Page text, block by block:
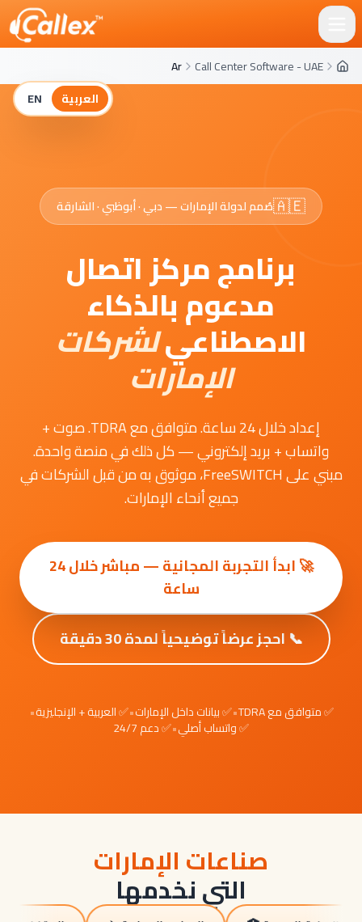
Call Center Software - UAE
Call Center Software - UAE
Ar
العربية
EN
🇦🇪صُمم لدولة الإمارات — دبي · أبوظبي · الشارقة
برنامج مركز اتصال
مدعوم بالذكاء
الاصطناعيلشركات
الإمارات
إعداد خلال 24 ساعة. متوافق مع TDRA. صوت +
واتساب + بريد إلكتروني — كل ذلك في منصة واحدة.
مبني على FreeSWITCH، موثوق به من قبل الشركات في
جميع أنحاء الإمارات.
🚀 ابدأ التجربة المجانية — مباشر خلال 24
ساعة
📞 احجز عرضاً توضيحياً لمدة 30 دقيقة
✅ متوافق مع TDRA •✅ بيانات داخل الإمارات•✅ العربية + الإنجليزية•
✅ واتساب أصلي•✅ دعم 24/7
صناعات الإمارات
التي نخدمها